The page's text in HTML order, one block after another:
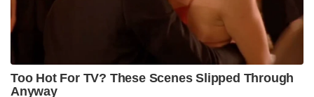
Too Hot For TV? These Scenes Slipped Through
Anyway